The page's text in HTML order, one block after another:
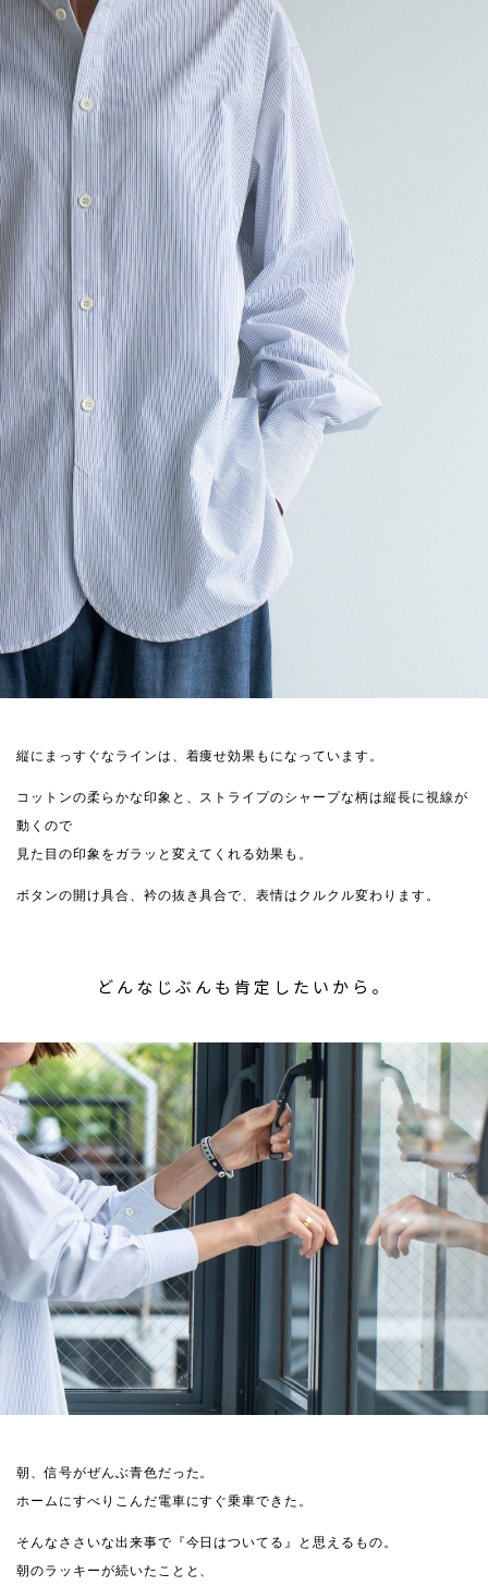
縦にまっすぐなラインは、着痩せ効果もになっています。
コットンの柔らかな印象と、ストライプのシャープな柄は縦長に視線が
動くので
見た目の印象をガラッと変えてくれる効果も。
ボタンの開け具合、衿の抜き具合で、表情はクルクル変わります。
どんなじぶんも肯定したいから。
朝、信号がぜんぶ青色だった。
ホームにすべりこんだ電車にすぐ乗車できた。
そんなささいな出来事で『今日はついてる』と思えるもの。
朝のラッキーが続いたことと、